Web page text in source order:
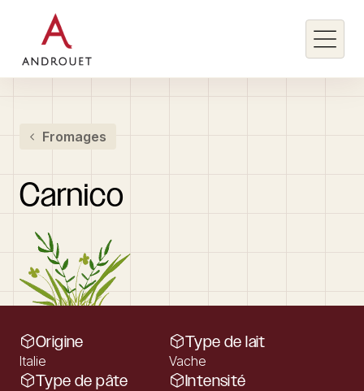
Rechercher un mot clé
Fromages
Carnico
Origine
Italie
Type de lait
Vache
Type de pâte Intensité